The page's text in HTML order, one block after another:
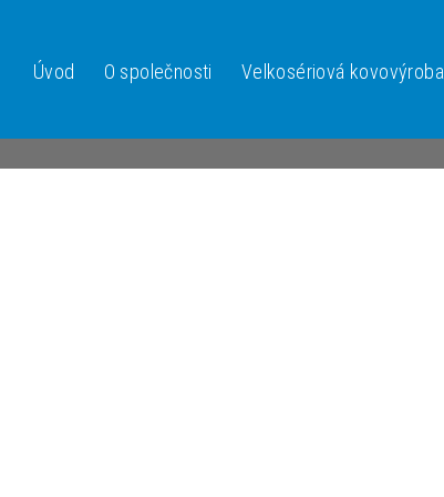
Úvod O společnosti Velkosériová kovovýroba